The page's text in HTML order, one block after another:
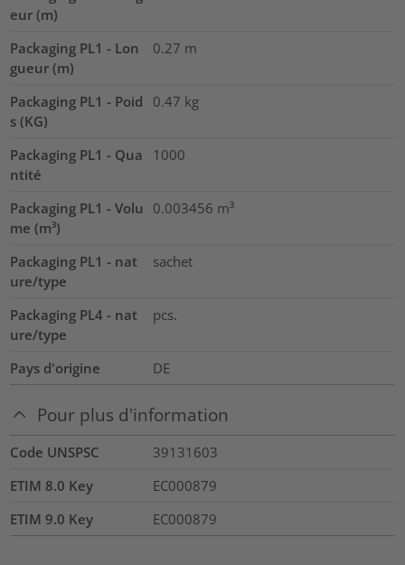
eur (m)
Packaging PL1 - Lon
gueur (m)
0.27 m
Packaging PL1 - Poid
s (KG)
0.47 kg
Packaging PL1 - Qua
ntité
1000
Packaging PL1 - Volu
me (m³)
0.003456 m³
Packaging PL1 - nat
ure/type
sachet
Packaging PL4 - nat
ure/type
pcs.
Pays d'origine DE
Pour plus d'information
Code UNSPSC
39131603
ETIM 8.0 Key
EC000879
ETIM 9.0 Key
EC000879